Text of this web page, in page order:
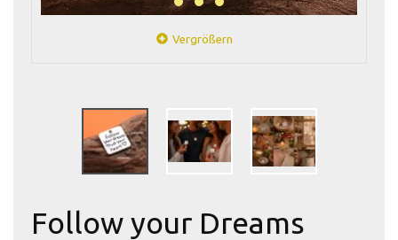
Vergrößern
Follow your Dreams